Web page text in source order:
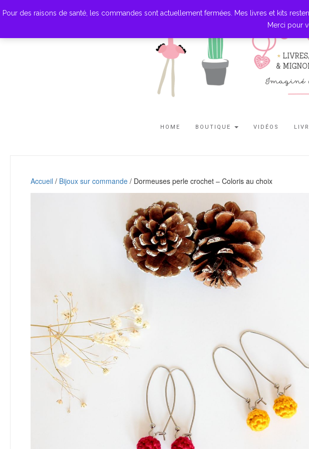
HOME BOUTIQUE VIDÉOS
Accueil / Bijoux sur commande / Dormeuses perle crochet – Coloris au choix
Pour des raisons de santé, les commandes sont actuellement fermées. Mes livres et kits
Merci pour